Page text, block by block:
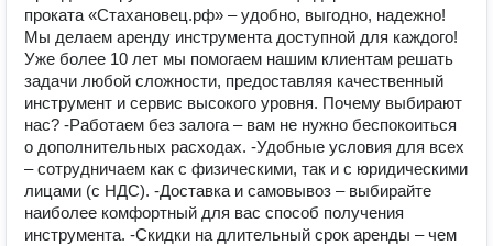
проката «Стахановец.рф» – удобно, выгодно, надежно!
Мы делаем аренду инструмента доступной для каждого!
Уже более 10 лет мы помогаем нашим клиентам решать
задачи любой сложности, предоставляя качественный
инструмент и сервис высокого уровня. Почему выбирают
нас? -Работаем без залога – вам не нужно беспокоиться
о дополнительных расходах. -Удобные условия для всех
– сотрудничаем как с физическими, так и с юридическими
лицами (с НДС). -Доставка и самовывоз – выбирайте
наиболее комфортный для вас способ получения
инструмента. -Скидки на длительный срок аренды – чем